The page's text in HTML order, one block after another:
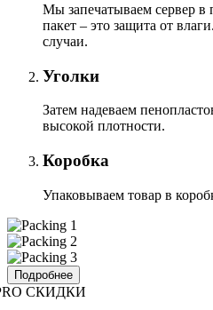
Мы запечатываем сервер
пакет – это защита от
случаи.
Уголки
Затем надеваем
высокой плотности.
Коробка
Упаковываем товар в
Подробнее
СКИДКИ